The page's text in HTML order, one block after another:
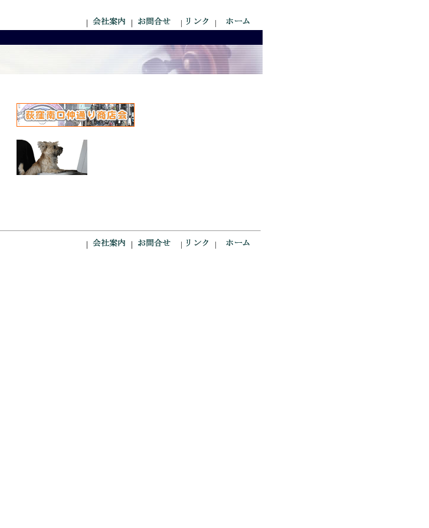
｜ ｜ |
|
｜ ｜ | |